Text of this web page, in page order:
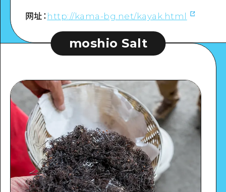
网址： http://kama-bg.net/kayak.html
moshio Salt